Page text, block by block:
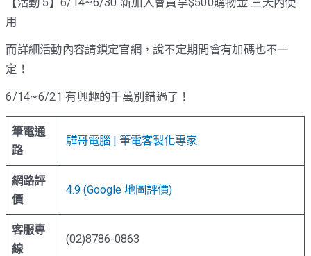
用
而詳細活動內容請鎖定官網，說不定期間會有加碼也不一
定！
6/14~6/21 有興趣的千萬別錯過了！
筆電通
路
驊哥電腦 | 筆電客製化專家
網路評
價
4.9 (Google 地圖評價)
客服專
線
(02)8786-0863